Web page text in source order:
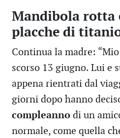
Mandibola rotta
placche di
Continua la madre:
scorso 13 giugno. Lui e
appena rientrati dal
giorni dopo hanno
compleanno di un
normale, come quella